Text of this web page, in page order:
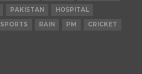
PAKISTAN
HOSPITAL
SPORTS RAIN PM
CRICKET